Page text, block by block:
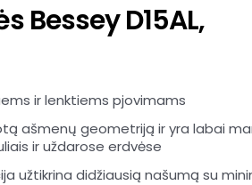
Bessey D15AL,
ir lenktiems pjovimams
ašmenų geometriją ir yra labai
ir uždarose erdvėse
užtikrina didžiausią našumą su